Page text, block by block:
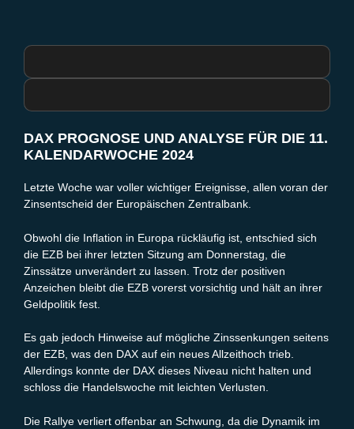
DAX PROGNOSE UND ANALYSE FÜR DIE 11.
KALENDARWOCHE 2024
Letzte Woche war voller wichtiger Ereignisse, allen voran der
Zinsentscheid der Europäischen Zentralbank.
Obwohl die Inflation in Europa rückläufig ist, entschied sich
die EZB bei ihrer letzten Sitzung am Donnerstag, die
Zinssätze unverändert zu lassen. Trotz der positiven
Anzeichen bleibt die EZB vorerst vorsichtig und hält an ihrer
Geldpolitik fest.
Es gab jedoch Hinweise auf mögliche Zinssenkungen seitens
der EZB, was den DAX auf ein neues Allzeithoch trieb.
Allerdings konnte der DAX dieses Niveau nicht halten und
schloss die Handelswoche mit leichten Verlusten.
Die Rallye verliert offenbar an Schwung, da die Dynamik im